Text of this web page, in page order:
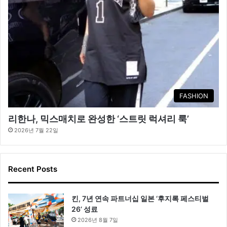
FASHION
리한나, 믹스매치로 완성한 ‘스트릿 럭셔리 룩’
2026년 7월 22일
Recent Posts
킨, 7년 연속 파트너십 일본 ‘후지록 페스티벌
26’ 성료
2026년 8월 7일